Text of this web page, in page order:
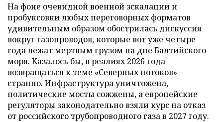
На фоне очевидной военной эскалации и
пробуксовки любых переговорных форматов
удивительным образом обострилась дискуссия
вокруг газопроводов, которые вот уже четыре
года лежат мертвым грузом на дне Балтийского
моря. Казалось бы, в реалиях 2026 года
возвращаться к теме «Северных потоков» –
странно. Инфраструктура уничтожена,
политические мосты сожжены, а европейские
регуляторы законодательно взяли курс на отказ
от российского трубопроводного газа в 2027 году.